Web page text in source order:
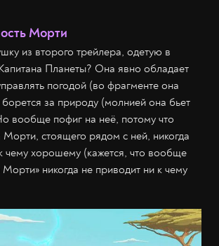
Морти
из второго трейлера, одетую в
Планеты? Она явно обладает
погодой (во фрагменте она
за природу (молнией она бьет
вообще пофиг на неё, потому что
стоящего рядом с ней, никогда
чему хорошему (кажется, что вообще
Морти» никогда не приводит ни к чему